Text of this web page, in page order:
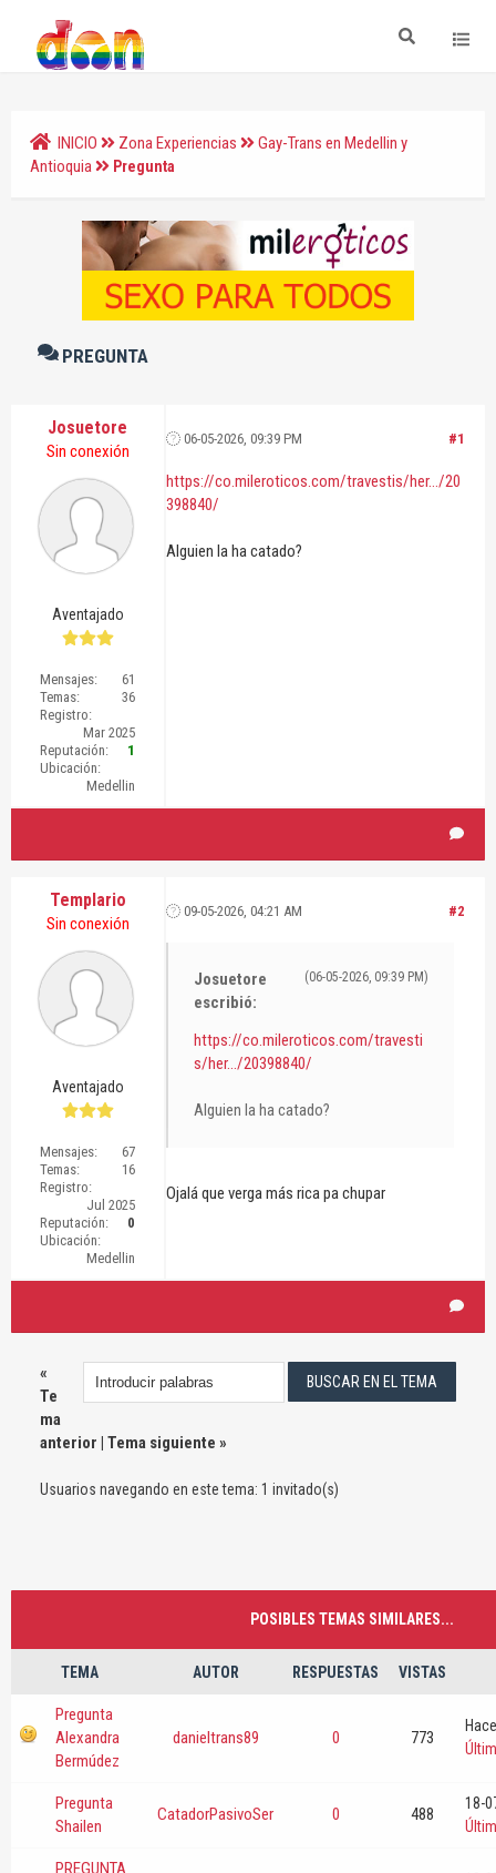
INICIO Zona Experiencias
Gay-Trans en Medellin y
Antioquia
Pregunta
PREGUNTA
Josuetore
Sin conexión
Aventajado
Mensajes:
61
Temas:
36
Registro:
Mar 2025
Reputación:
1
Ubicación:
Medellin
#1
06-05-2026, 09:39 PM
https://co.mileroticos.com/travestis/her.../20
398840/
Alguien la ha catado?
Templario
Sin conexión
Aventajado
Mensajes:
67
Temas:
16
Registro:
Jul 2025
Reputación:
0
Ubicación:
Medellin
#2
09-05-2026, 04:21 AM
(06-05-2026, 09:39 PM)
Josuetore
escribió:
https://co.mileroticos.com/travesti
s/her.../20398840/
Alguien la ha catado?
Ojalá que verga más rica pa chupar
«
Te
ma
anterior | Tema siguiente »
Usuarios navegando en este tema: 1 invitado(s)
POSIBLES TEMAS SIMILARES...
TEMA AUTOR RESPUESTAS VISTAS
Pregunta
Alexandra
Bermúdez
danieltrans89 0 773
Pregunta
Shailen
CatadorPasivoSer 0 488
18-
PREGUNTA